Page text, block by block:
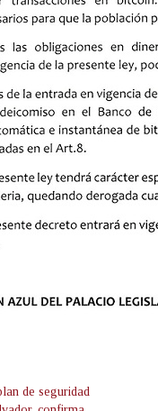
de seguridad